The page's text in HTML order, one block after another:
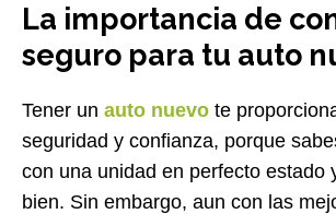
La importancia de
seguro para tu auto
Tener un auto nuevo te
seguridad y confianza, porque
con una unidad en perfecto estado
bien. Sin embargo, aun con las